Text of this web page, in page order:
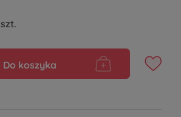
szt.
Do koszyka